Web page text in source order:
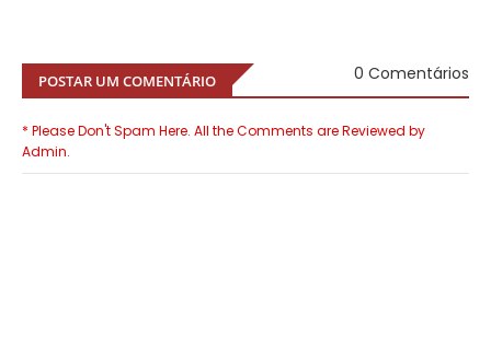
POSTAR UM COMENTÁRIO 0 Comentários
* Please Don't Spam Here. All the Comments are Reviewed by
Admin.